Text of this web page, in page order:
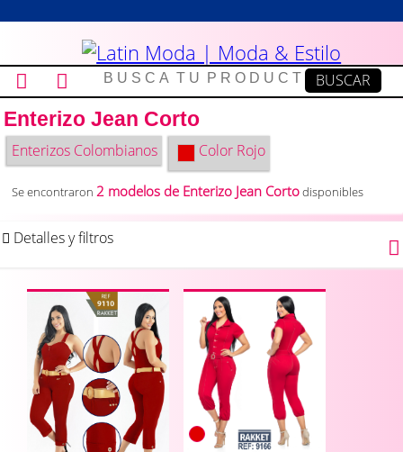
Enterizo Jean Corto
Enterizos Colombianos Color Rojo
Se encontraron2 modelos de Enterizo Jean Cortodisponibles
Detalles y filtros